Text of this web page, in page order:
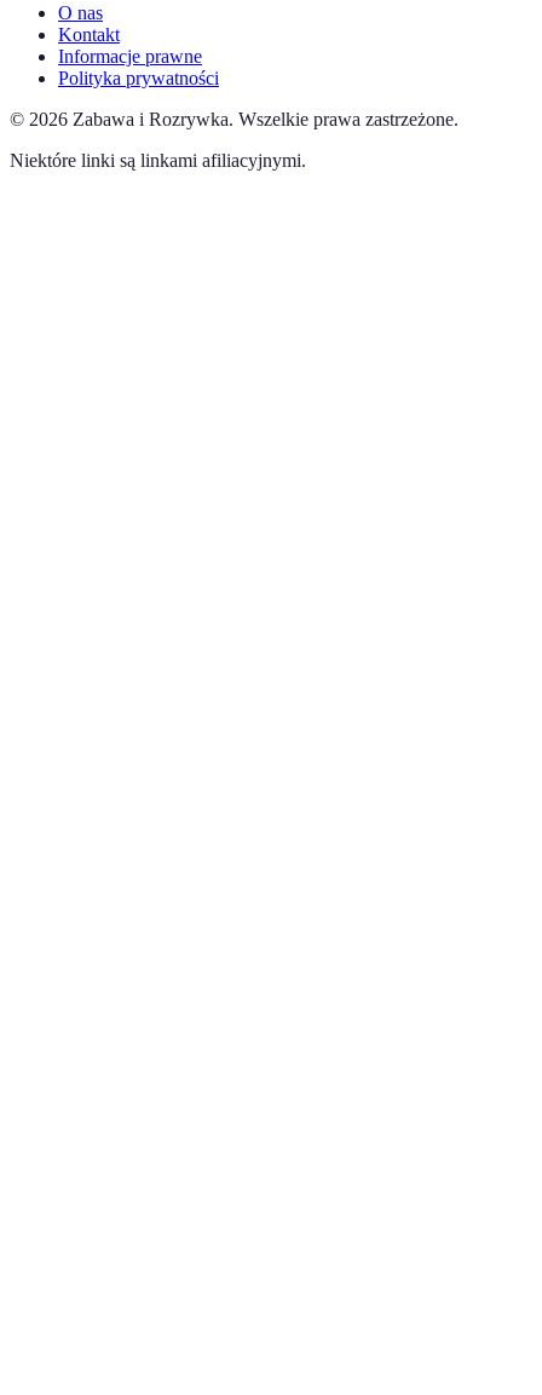
O nas
Kontakt
Informacje prawne
Polityka prywatności
© 2026 Zabawa i Rozrywka. Wszelkie prawa zastrzeżone.
Niektóre linki są linkami afiliacyjnymi.